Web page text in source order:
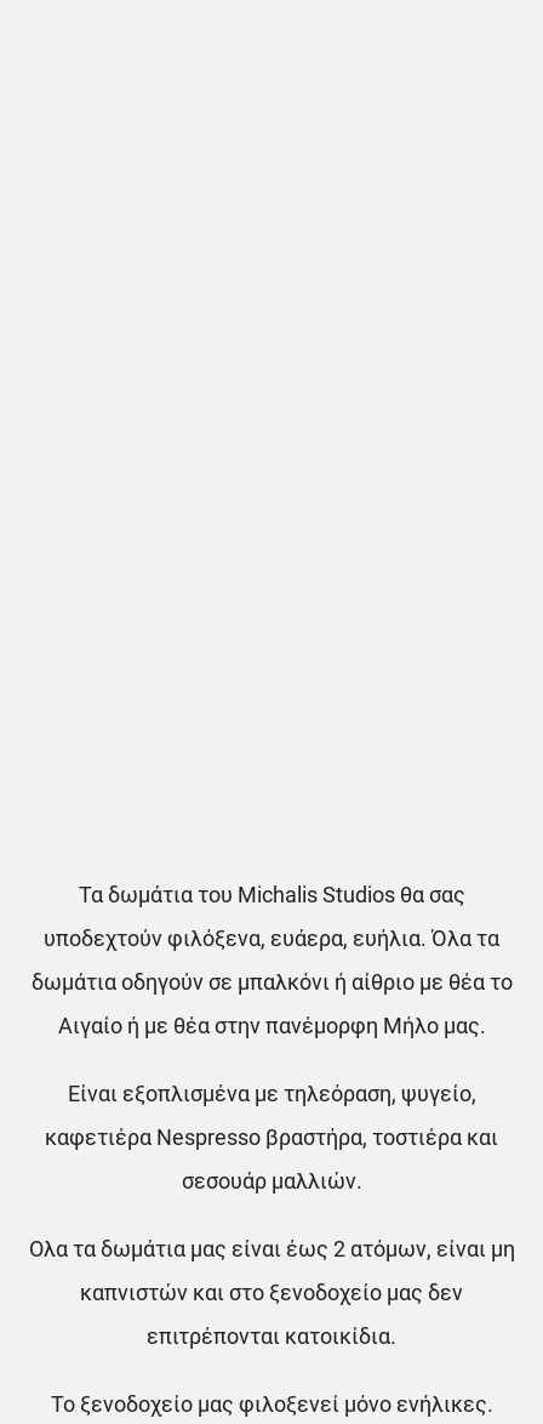
Τα δωμάτια του Michalis Studios θα σας
υποδεχτούν φιλόξενα, ευάερα, ευήλια. Όλα τα
δωμάτια οδηγούν σε μπαλκόνι ή αίθριο με θέα το
Αιγαίο ή με θέα στην πανέμορφη Μήλο μας.
Είναι εξοπλισμένα με τηλεόραση, ψυγείο,
καφετιέρα Nespresso βραστήρα, τοστιέρα και
σεσουάρ μαλλιών.
Ολα τα δωμάτια μας είναι έως 2 ατόμων, είναι μη
καπνιστών και στο ξενοδοχείο μας δεν
επιτρέπονται κατοικίδια.
Το ξενοδοχείο μας φιλοξενεί μόνο ενήλικες.